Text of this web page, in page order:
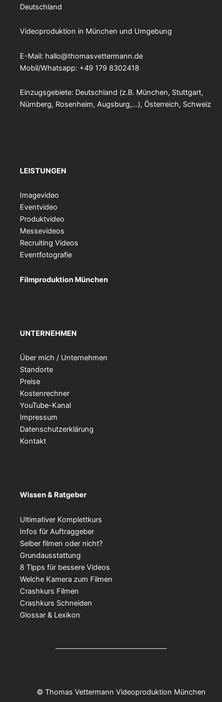
Deutschland
Videoproduktion in München und Umgebung
E-Mail: hallo@thomasvettermann.de
Mobil/Whatsapp: +49 179 8302418
Einzugsgebiete: Deutschland (z.B. München, Stuttgart,
Nürnberg, Rosenheim, Augsburg,…), Österreich, Schweiz
LEISTUNGEN
Imagevideo
Eventvideo
Produktvideo
Messevideos
Recruiting Videos
Eventfotografie
Filmproduktion München
UNTERNEHMEN
Über mich / Unternehmen
Standorte
Preise
Kostenrechner
YouTube-Kanal
Impressum
Datenschutzerklärung
Kontakt
Wissen & Ratgeber
Ultimativer Komplettkurs
Infos für Auftraggeber
Selber filmen oder nicht?
Grundausstattung
8 Tipps für bessere Videos
Welche Kamera zum Filmen
Crashkurs Filmen
Crashkurs Schneiden
Glossar & Lexikon
© Thomas Vettermann Videoproduktion München